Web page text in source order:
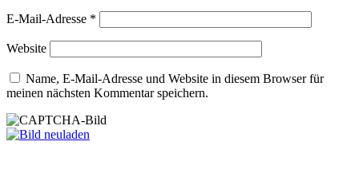
E-Mail-Adresse *
Website
Name, E-Mail-Adresse und Website in diesem Browser für
meinen nächsten Kommentar speichern.